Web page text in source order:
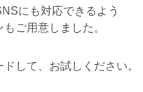
にも対応できるよう
ご用意しました。
して、お試しください。